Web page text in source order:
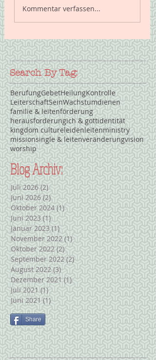
Kommentar verfassen...
Search By Tag:
BerufungGebetHeilungKontrolle
LeiterschaftSeinWachstumdienen
familie & leitenförderung
herausforderungich & gottidentität
kingdom cultureleidenleitenministry
missionsingle & leitenveränderungvision
worship
Blog Archiv:
Juli 2026 (2)2 Beiträge
Juni 2026 (2)2 Beiträge
Oktober 2024 (1)1 Beitrag
Juni 2023 (1)1 Beitrag
Januar 2023 (1)1 Beitrag
November 2022 (1)1 Beitrag
Oktober 2022 (2)2 Beiträge
September 2022 (2)2 Beiträge
August 2022 (3)3 Beiträge
Dezember 2021 (1)1 Beitrag
Juli 2021 (1)1 Beitrag
Juni 2021 (1)1 Beitrag
Share